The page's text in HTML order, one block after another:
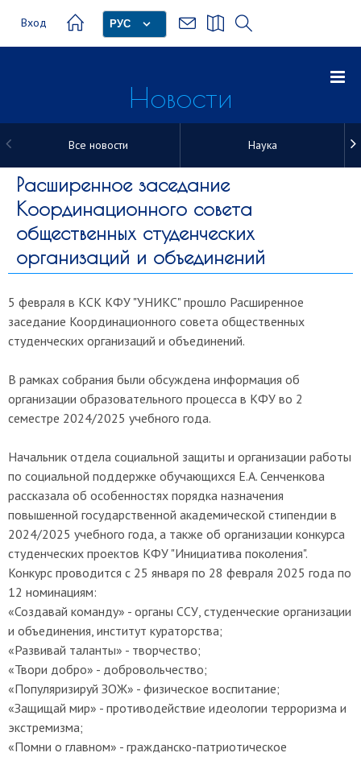
Вход РУС
Новости
Все новости Наука
Расширенное заседание
Координационного совета
общественных студенческих
организаций и объединений
5 февраля в КСК КФУ "УНИКС" прошло Расширенное
заседание Координационного совета общественных
студенческих организаций и объединений.
В рамках собрания были обсуждена информация об
организации образовательного процесса в КФУ во 2
семестре 2024/2025 учебного года.
Начальник отдела социальной защиты и организации работы
по социальной поддержке обучающихся Е.А. Сенченкова
рассказала об особенностях порядка назначения
повышенной государственной академической стипендии в
2024/2025 учебного года, а также об организации конкурса
студенческих проектов КФУ "Инициатива поколения".
Конкурс проводится с 25 января по 28 февраля 2025 года по
12 номинациям:
«Создавай команду» - органы ССУ, студенческие организации
и объединения, институт кураторства;
«Развивай таланты» - творчество;
«Твори добро» - добровольчество;
«Популяризируй ЗОЖ» - физическое воспитание;
«Защищай мир» - противодействие идеологии терроризма и
экстремизма;
«Помни о главном» - гражданско-патриотическое